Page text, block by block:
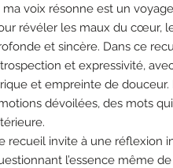
ma voix résonne est un
révéler les maux du cœur,
et sincère. Dans ce
et expressivité,
et empreinte de douceur.
dévoilées, des mots
recueil invite à une réflexion
l’essence même